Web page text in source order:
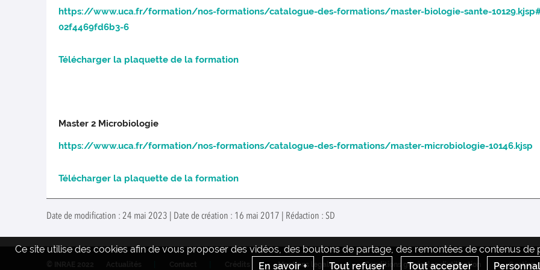
https://www.uca.fr/formation/nos-formations/catalogue-des-formations/master-biologie-sante-
02f4469fd6b3-6
Télécharger la plaquette de la formation
Master 2 Microbiologie
https://www.uca.fr/formation/nos-formations/catalogue-des-formations/master-microbiologie-10146.kjsp
Télécharger la plaquette de la formation
Date de modification : 24 mai 2023 | Date de création : 16 mai 2017 | Rédaction : SD
Ce site utilise des cookies afin de vous proposer des vidéos, des boutons de partage, des remontées de contenus
En savoir +
Tout refuser Tout accepter
Mentions legales Conditions générales d'utilisation Gestion